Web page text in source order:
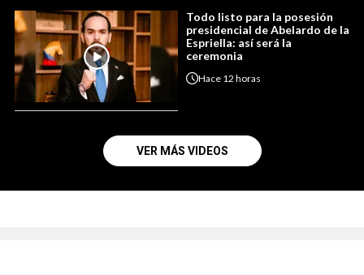
Todo listo para la posesión
presidencial de Abelardo de la
Espriella: así será la
ceremonia
Hace 12 horas
VER MÁS VIDEOS